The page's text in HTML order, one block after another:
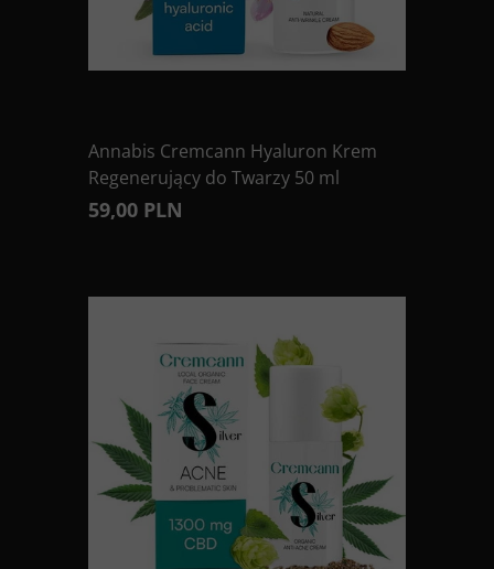
Annabis Cremcann Hyaluron Krem
Regenerujący do Twarzy 50 ml
59,00 PLN